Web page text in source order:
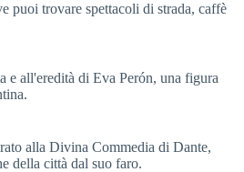
puoi trovare spettacoli di strada, caffè
e all'eredità di Eva Perón, una figura
alla Divina Commedia di Dante,
della città dal suo faro.